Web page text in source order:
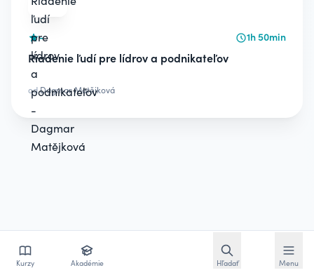
- 1h 50min
Riadenie ľudí pre lídrov a podnikateľov
odDagmar Matějková
Kurzy Akadémie Hľadať Menu